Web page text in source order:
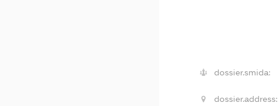
dossier.smida:
dossier.address: